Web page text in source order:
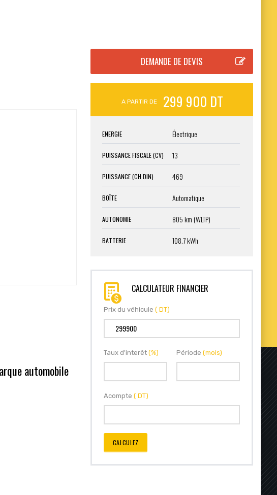
automobile
A PARTIR DE 299 900 DT
ENERGIE Électrique
PUISSANCE FISCALE (CV) 13
PUISSANCE (CH DIN) 469
BOÎTE Automatique
AUTONOMIE 805 km (WLTP)
BATTERIE 108.7 kWh
CALCULATEUR FINANCIER
Prix du véhicule ( DT)
Taux d'interêt (%) Période (mois)
Acompte ( DT)
CALCULEZ